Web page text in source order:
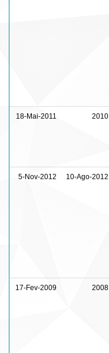
18-Mai-2011 2010
5-Nov-2012 10-Ago-2012
17-Fev-2009 2008